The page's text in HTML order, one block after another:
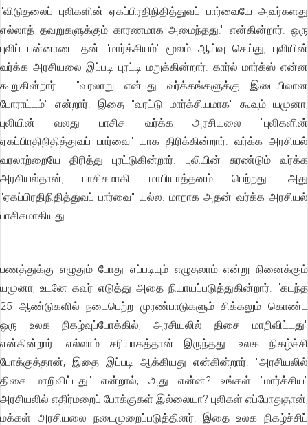
"விடுதலைப் புலிகளின் ஏகப்பிரதிநிதித்துவப் பார்வையே அவர்களது
எல்லாத் தவறுகளுக்கும் காரணமாக அமைந்தது." என்கின்றார். ஒரு
புலிப் பன்னாடை தன் "மார்க்சியம்" மூலம் ஆய்வு செய்து, புலியின்
வர்க்க அரசியலை இப்படி புரட்டி மறுக்கின்றார். கார்ல் மார்க்ஸ் என்ன
கூறுகின்றார் "வரலாறு என்பது வர்க்கங்களுக்கு இடையிலான
போராட்டம்" என்றார். இதை "வரட்டு மார்க்சியமாக" கூவும் யமுனா,
புலியின் வலது பாசிச வர்க்க அரசியலை "புலிகளின்
ஏகப்பிரதிநிதித்துவப் பார்வை" யாக திரிக்கின்றார். வர்க்க அரசியல்
வரலாற்றையே திரித்து புரட்டுகின்றார். புலியின் சுரண்டும் வர்க்க
அரசியல்தான், பாசிசமாகி மாபியாத்தனம் பெற்றது. அது
"ஏகப்பிரதிநிதித்துவப் பார்வை" யல்ல. மாறாக அதன் வர்க்க அரசியல்
பாசிசமாகியது.
பணத்துக்கு எழுதும் போது எப்படியும் எழுதலாம் என்று நினைக்கும்
யமுனா, உடனே கவர் எடுத்து அதை நியாயப்படுத்துகின்றார். "கடந்த
25 ஆண்டுகளில் நடைபெற்ற முரண்பாடுகளும் சிக்கலும் கொண்ட
ஒரு உலக நிகழ்வுப்போக்கில், அரசியலில் திசை மாறிவிட்டது"
என்கின்றார். எல்லாம் சரியாகத்தான் இருந்தது. உலக நிகழ்ச்சி
போக்குத்தான், இதை இப்படி ஆக்கியது என்கின்றார். "அரசியலில்
திசை மாறிவிட்டது" என்றால், அது என்ன? உங்கள் "மார்க்சிய"
அரசியலில் எதிர்மறைப் போக்குகள் இல்லையா? புலிகள் எப்போதுதான்,
மக்கள் அரசியலை நடைமுறைப்படுத்தினர். இதை உலக நிகழ்ச்சிப்